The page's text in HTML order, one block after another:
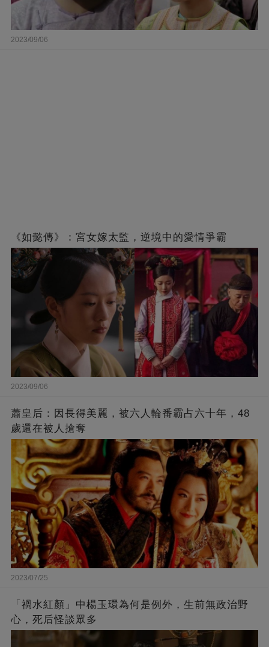
2023/09/06
《如懿傳》：宮女嫁太監，逆境中的愛情爭霸
2023/09/06
蕭皇后：因長得美麗，被六人輪番霸占六十年，48
歲還在被人搶奪
2023/07/25
「禍水紅顏」中楊玉環為何是例外，生前無政治野
心，死后怪談眾多